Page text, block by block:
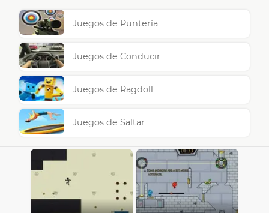
Juegos de Puntería
Juegos de Conducir
Juegos de Ragdoll
Juegos de Saltar